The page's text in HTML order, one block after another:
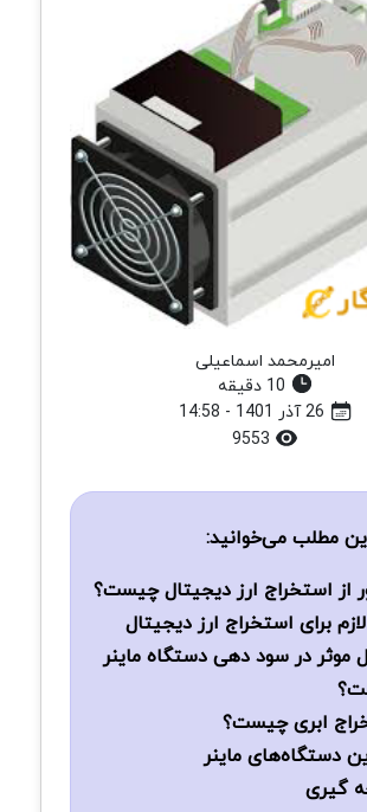
امیرمحمد اسماعیلی
مطلب می‌خوانید:
از استخراج ارز دیجیتال چیست؟
لازم برای استخراج ارز دیجیتال
موثر در سود دهی دستگاه ماینر
ابری چیست؟
دستگاه‌های ماینر
گیری